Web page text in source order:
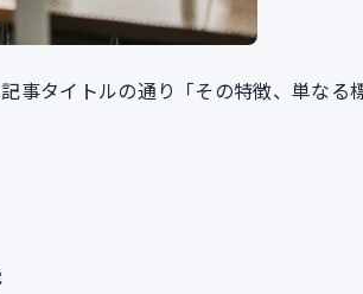
事タイトルの通り「その特徴、単なる